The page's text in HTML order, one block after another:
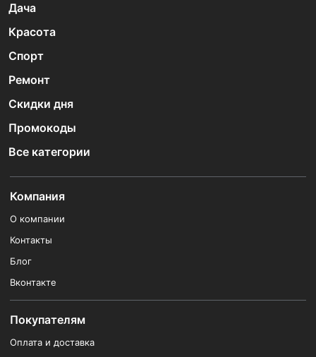
Дача
Красота
Спорт
Ремонт
Скидки дня
Промокоды
Все категории
Компания
О компании
Контакты
Блог
Вконтакте
Покупателям
Оплата и доставка